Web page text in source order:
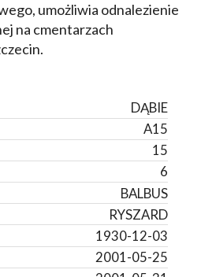
umożliwia odnalezienie
na cmentarzach
DĄBIE
A15
15
6
BALBUS
RYSZARD
1930-12-03
2001-05-25